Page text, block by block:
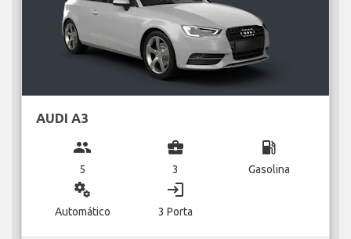
AUDI A3
group
5
business_center
3
local_gas_station
Gasolina
miscellaneous_services
Automático
login
3 Porta